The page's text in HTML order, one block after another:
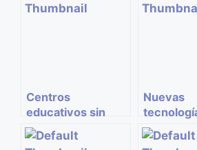
Centros
educativos sin
trabajadores
sociales
Nuevas
¿Estamos
de ser